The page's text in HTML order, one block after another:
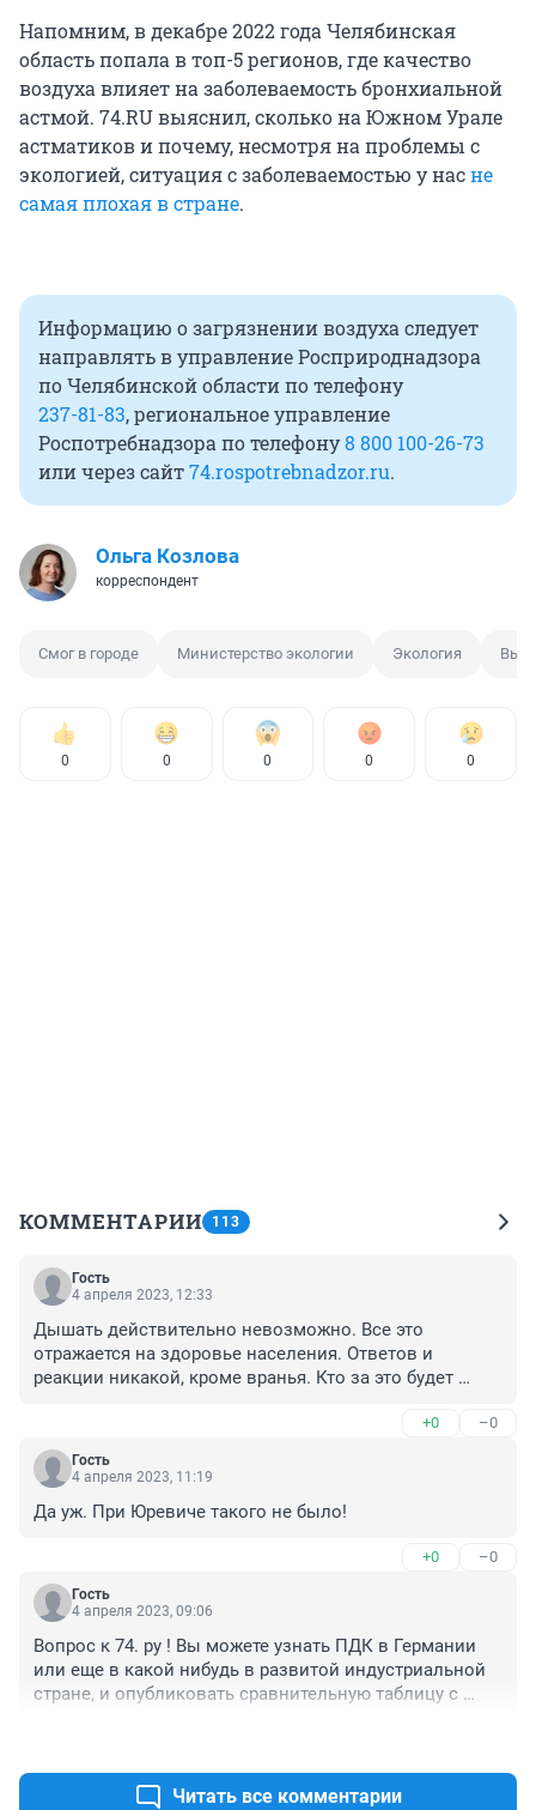
Напомним, в декабре 2022 года Челябинская
область попала в топ-5 регионов, где качество
воздуха влияет на заболеваемость бронхиальной
астмой. 74.RU выяснил, сколько на Южном Урале
астматиков и почему, несмотря на проблемы с
экологией, ситуация с заболеваемостью у насне
самая плохая в стране.
Информацию о загрязнении воздуха следует
направлять в управление Росприроднадзора
по Челябинской области по телефону
237-81-83, региональное управление
Роспотребнадзора по телефону8 800 100-26-73
или через сайт74.rospotrebnadzor.ru.
Ольга Козлова
корреспондент
Смог в городе Министерство экологии Экология
0 0 0 0 0
КОММЕНТАРИИ 113
Гость
4 апреля 2023, 12:33
Дышать действительно невозможно. Все это
отражается на здоровье населения. Ответов и
реакции никакой, кроме вранья. Кто за это будет
+0 –0
Гость
4 апреля 2023, 11:19
Да уж. При Юревиче такого не было!
+0 –0
Гость
4 апреля 2023, 09:06
Вопрос к 74. ру ! Вы можете узнать ПДК в Германии
или еще в какой нибудь в развитой индустриальной
стране, и опубликовать сравнительную таблицу с
Читать все комментарии